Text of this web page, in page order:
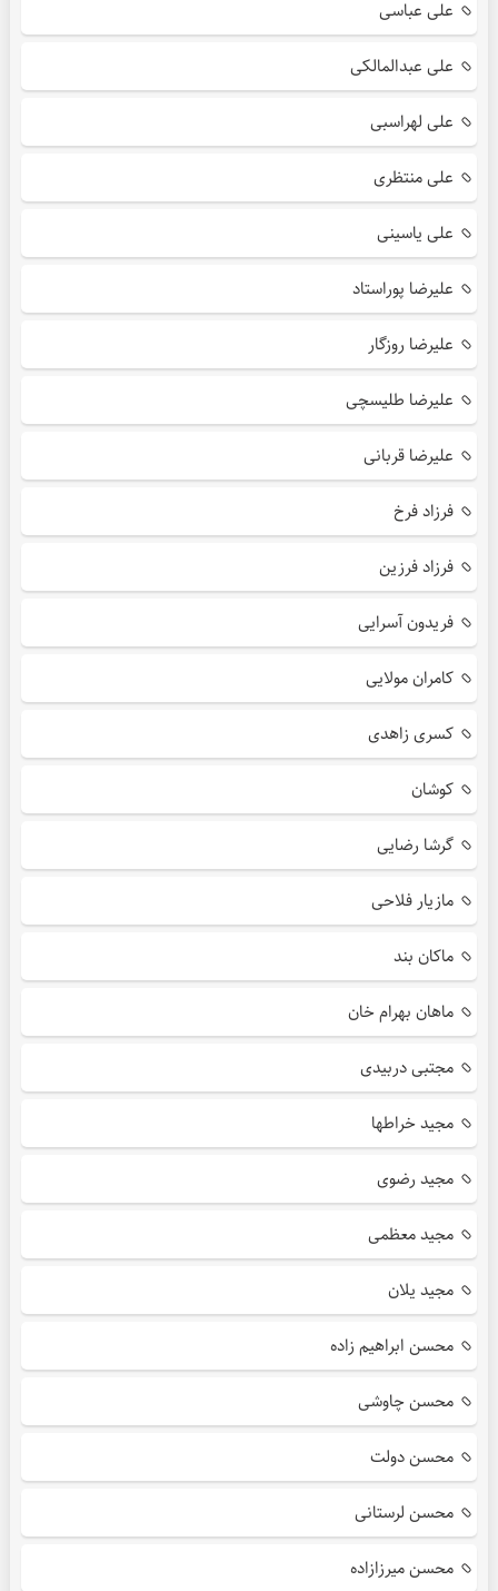
علی عباسی
علی عبدالمالکی
علی لهراسبی
علی منتظری
علی یاسینی
علیرضا پوراستاد
علیرضا روزگار
علیرضا طلیسچی
علیرضا قربانی
فرزاد فرخ
فرزاد فرزین
فریدون آسرایی
کامران مولایی
کسری زاهدی
کوشان
گرشا رضایی
مازیار فلاحی
ماکان بند
ماهان بهرام خان
مجتبی دربیدی
مجید خراطها
مجید رضوی
مجید معظمی
مجید یلان
محسن ابراهیم زاده
محسن چاوشی
محسن دولت
محسن لرستانی
محسن میرزازاده